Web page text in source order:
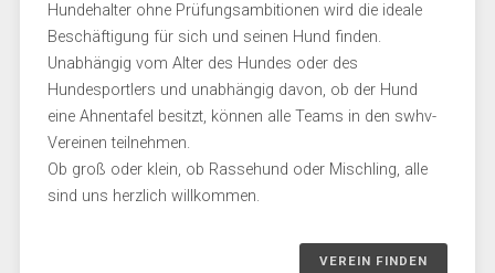
Hundehalter ohne Prüfungsambitionen wird die ideale
Beschäftigung für sich und seinen Hund finden.
Unabhängig vom Alter des Hundes oder des
Hundesportlers und unabhängig davon, ob der Hund
eine Ahnentafel besitzt, können alle Teams in den swhv-
Vereinen teilnehmen.
Ob groß oder klein, ob Rassehund oder Mischling, alle
sind uns herzlich willkommen.
VEREIN FINDEN